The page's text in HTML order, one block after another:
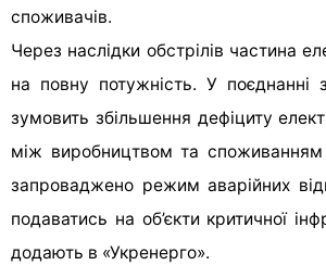
споживачів.
Через наслідки обстрілів частина
на повну потужність. У
зумовить збільшення дефіциту
між виробництвом та споживанням
запроваджено режим аварійних
подаватись на об’єкти критичної
додають в «Укренерго».